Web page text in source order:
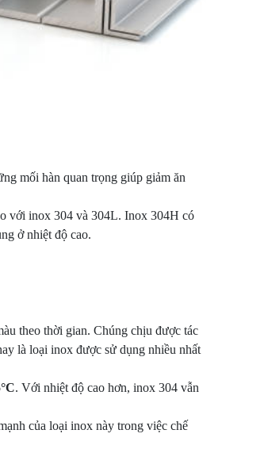
mối hàn quan trọng giúp giảm ăn
với inox 304 và 304L. Inox 304H có
ở nhiệt độ cao.
theo thời gian. Chúng chịu được tác
là loại inox được sử dụng nhiều nhất
. Với nhiệt độ cao hơn, inox 304 vẫn
của loại inox này trong việc chế